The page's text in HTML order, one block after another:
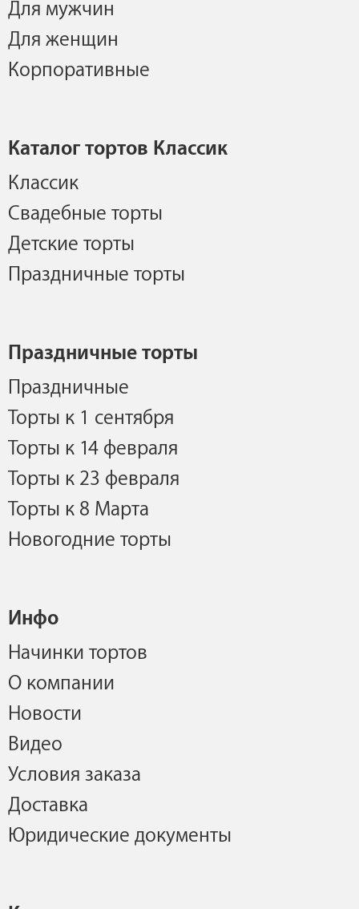
Для мужчин
Для женщин
Корпоративные
Каталог тортов Классик
Классик
Свадебные торты
Детские торты
Праздничные торты
Праздничные торты
Праздничные
Торты к 1 сентября
Торты к 14 февраля
Торты к 23 февраля
Торты к 8 Марта
Новогодние торты
Инфо
Начинки тортов
О компании
Новости
Видео
Условия заказа
Доставка
Юридические документы